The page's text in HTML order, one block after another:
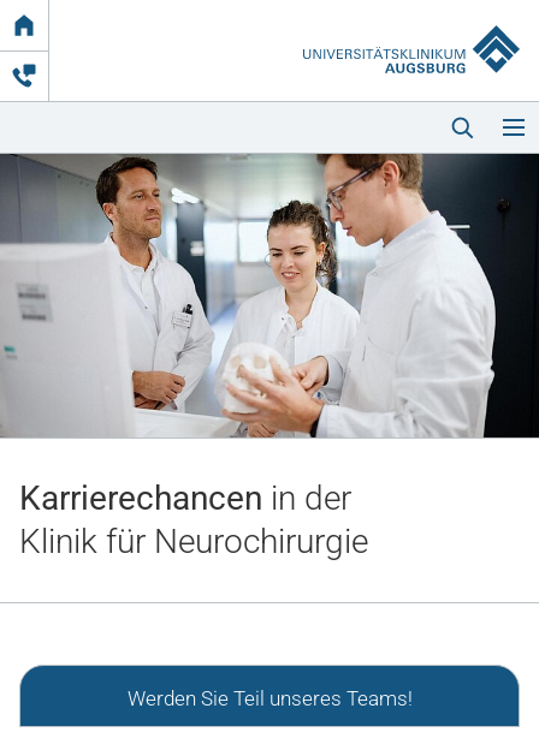
Link
zur
Startseite
Kliniken & Einrichtungen
Beruf & Karriere
Karrierechancen in der
Klinik für Neurochirurgie
Werden Sie Teil unseres Teams!